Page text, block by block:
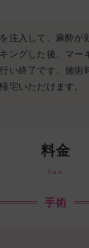
注入して、麻酔が
ングした後、マー
い終了です。施術
宅いただけます。
料金
Fee
手術